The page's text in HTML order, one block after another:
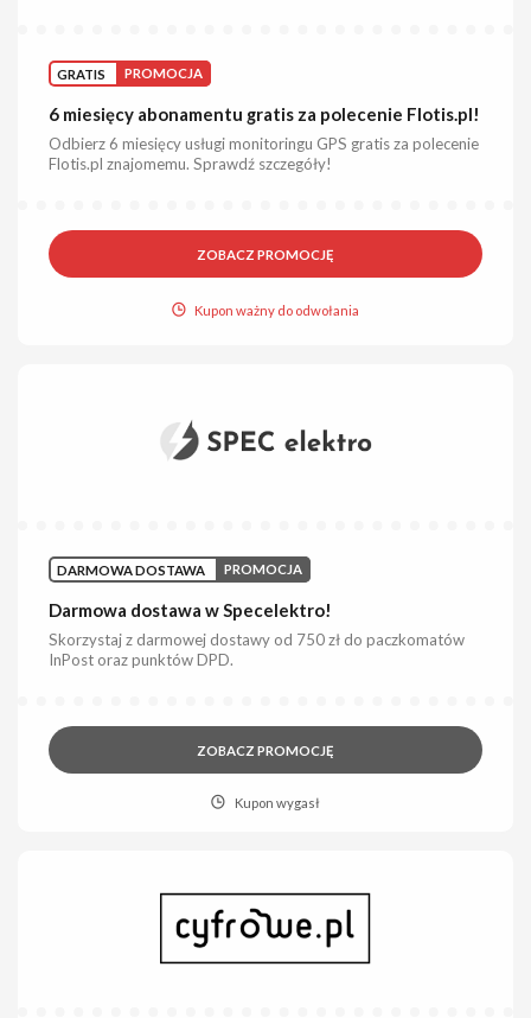
GRATIS PROMOCJA
6 miesięcy abonamentu gratis za polecenie Flotis.pl!
Odbierz 6 miesięcy usługi monitoringu GPS gratis za polecenie
Flotis.pl znajomemu. Sprawdź szczegóły!
ZOBACZ PROMOCJĘ
Kupon ważny do odwołania
DARMOWA DOSTAWA PROMOCJA
Darmowa dostawa w Specelektro!
Skorzystaj z darmowej dostawy od 750 zł do paczkomatów
InPost oraz punktów DPD.
ZOBACZ PROMOCJĘ
Kupon wygasł